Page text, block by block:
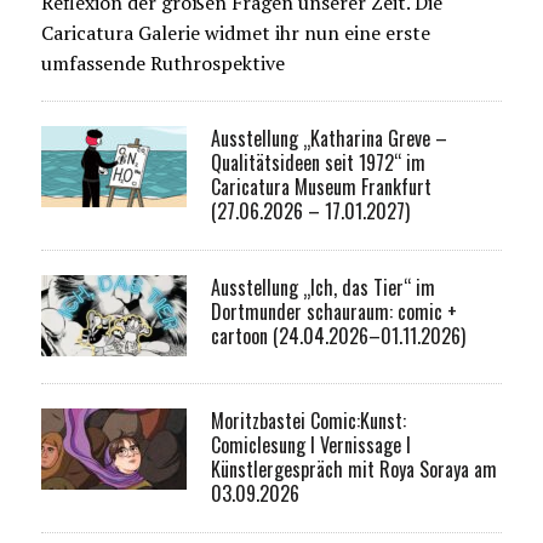
Caricatura Galerie widmet ihr nun eine erste
umfassende Ruthrospektive
Ausstellung „Katharina Greve –
Qualitätsideen seit 1972“ im
Caricatura Museum Frankfurt
(27.06.2026 – 17.01.2027)
Ausstellung „Ich, das Tier“ im
Dortmunder schauraum: comic +
cartoon (24.04.2026–01.11.2026)
Moritzbastei Comic:Kunst:
Comiclesung I Vernissage I
Künstlergespräch mit Roya Soraya am
03.09.2026